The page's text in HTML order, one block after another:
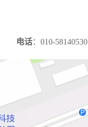
电话：010-58140530